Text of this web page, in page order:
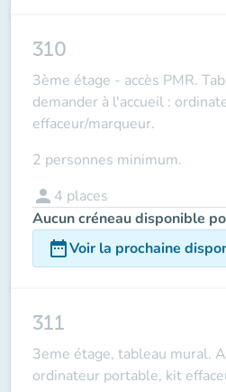
310
3ème étage - accès PMR.
demander à l'accueil :
effaceur/marqueur.
2 personnes minimum.
person 4 places
Aucun créneau disponible
date_rangeVoir la prochaine
311
3eme étage, tableau mural.
ordinateur portable, kit